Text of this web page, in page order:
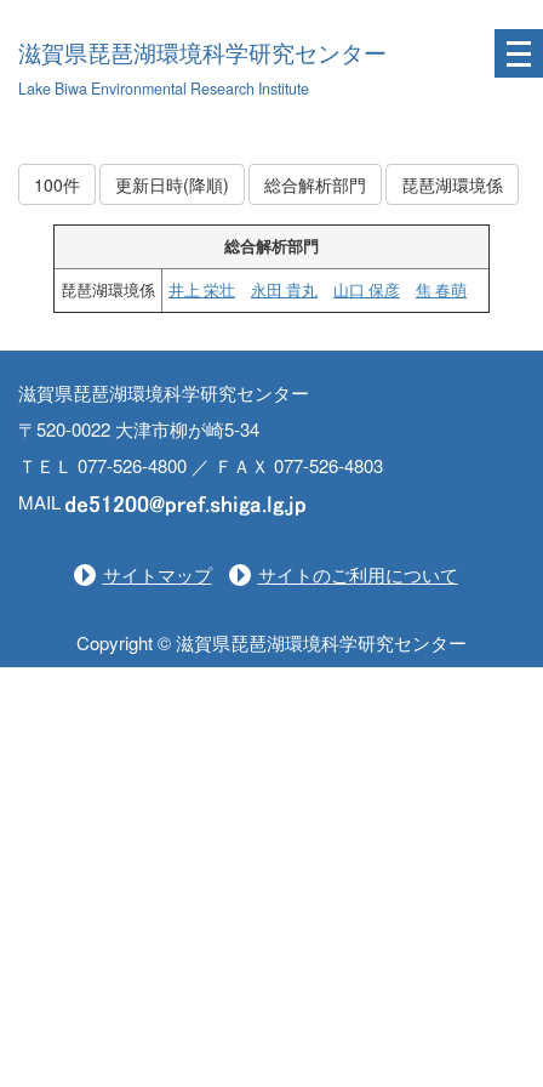
滋賀県琵琶湖環境科学研究センター
Lake Biwa Environmental Research Institute
100件 更新日時(降順) 総合解析部門 琵琶湖環境係
総合解析部門
琵琶湖環境係
井上 栄壮 永田 貴丸 山口 保彦 焦 春萌
滋賀県琵琶湖環境科学研究センター
〒520-0022 大津市柳が崎5-34
ＴＥＬ 077-526-4800 ／ ＦＡＸ 077-526-4803
MAIL
サイトマップ サイトのご利用について
Copyright © 滋賀県琵琶湖環境科学研究センター